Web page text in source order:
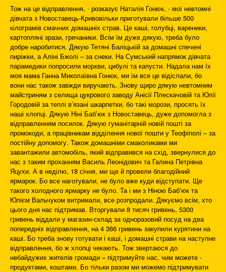
Тож на це відправлення, - розказує Наталія Гонюк, - мої невтомні
дівчата з Новоставець-Кривовільки приготували більше 500
кілограмів смачних домашніх страв. Це каші, голубці, вареники,
картопляні зрази, гречаники. Всім їм дуже дякую, треба було
добре наробитися. Дякую Тетяні Баліцькій за домашні спечені
пиріжки, а Аліні Бжолі – за снеки. На Сумський напрямок дівчата
парамедики попросили моркви, цибулі та капусти. Надала нам їх
моя мама Ганна Миколаївна Гонюк, ми їм все це відіслали, бо
вони нас також завжди виручають. Знову щиро дякую невтомним
майстриням з селища цукрового заводу Анісії Плескачовій та Юлії
Городовій за теплі в’язані шкарпетки, бо такі морози, просять їх
наші хлопці. Дякую Ніні Баб’юк з Новоставець, дуже допомогла з
відправленням посилок. Дякую гуманітарній новій пошті за
промокоди, а працівникам відділення нової пошти у Теофіполі – за
постійну допомогу. Також домашніми смаколиками ми
завантажили автомобіль, який відправився на схід, звернулися до
нас з таким проханням Василь Леонідович та Галина Петрівна
Яцухи. А в неділю, 18 січня, ми ще й провели благодійний
ярмарок. Бо все наготували, не було вже куди відступати. Ще
такого холодного ярмарку не було. Та і ми з Ніною Баб’юк та
Юлієм Вальчуком витримали, все розпродали. Дякуємо всім, хто
цього дня нас підтримав. Вторгували 8 тисяч гривень, 5300
гривень віддали у магазин-склад за одноразовий посуд на два
попередніх відправлення, на 4 366 гривень закупили курятини на
каші. Бо треба знову готувати і каші, і домашні страви на наступне
відправлення, бо ж хлопці чекають. Тож звертаюся до
небайдужих жителів громади – підтримуйте нас, чим можете -
продуктами, коштами. Бо тільки разом ми можемо підтримувати